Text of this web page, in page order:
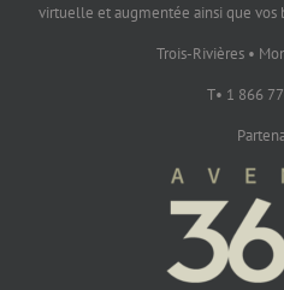
virtuelle et augmentée ainsi que vos
Trois-Rivières •
T• 1 866